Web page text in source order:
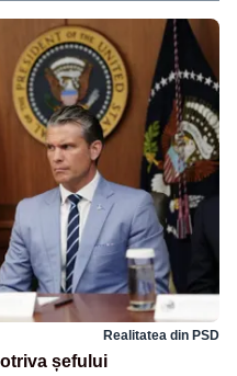
Realitatea din PSD
șefului